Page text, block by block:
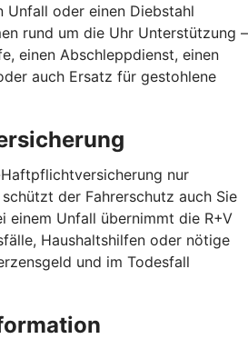
Unfall oder einen Diebstahl
rund um die Uhr Unterstützung –
einen Abschleppdienst, einen
auch Ersatz für gestohlene
nur
der Fahrerschutz auch Sie
einem Unfall übernimmt die R+V
Haushaltshilfen oder nötige
und im Todesfall